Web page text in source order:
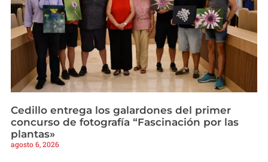
Cedillo entrega los galardones del primer
concurso de fotografía “Fascinación por las
plantas»
agosto 6, 2026